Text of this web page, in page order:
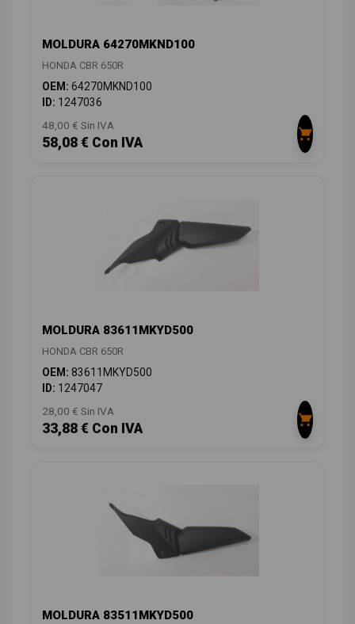
MOLDURA 64270MKND100
HONDA CBR 650R
OEM: 64270MKND100
ID: 1247036
48,00 € Sin IVA
58,08 € Con IVA
MOLDURA 83611MKYD500
HONDA CBR 650R
OEM: 83611MKYD500
ID: 1247047
28,00 € Sin IVA
33,88 € Con IVA
MOLDURA 83511MKYD500